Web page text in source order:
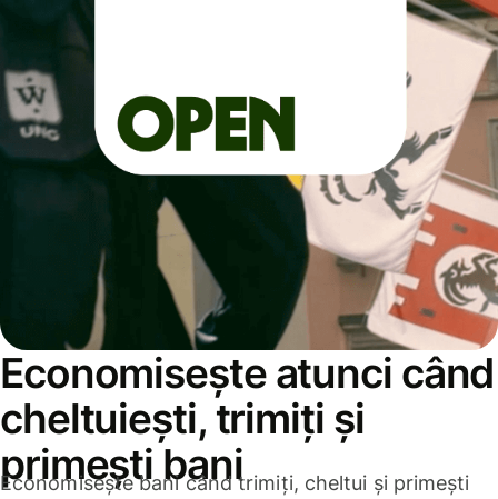
Economisește atunci când
cheltuiești, trimiți și
primești bani
Economisește bani când trimiți, cheltui și primești